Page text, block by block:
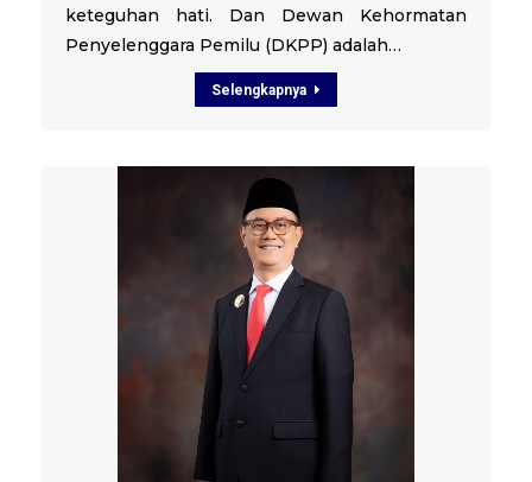
keteguhan hati. Dan Dewan Kehormatan
Penyelenggara Pemilu (DKPP) adalah…
Selengkapnya